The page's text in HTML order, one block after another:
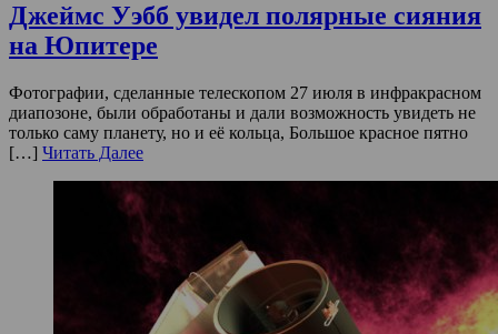
Джеймс Уэбб увидел полярные сияния
на Юпитере
Фотографии, сделанные телескопом 27 июля в инфракрасном
диапозоне, были обработаны и дали возможность увидеть не
только саму планету, но и её кольца, Большое красное пятно
[…] Читать Далее